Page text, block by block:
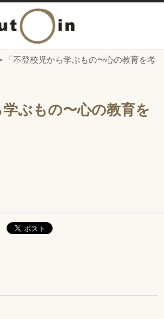
「不登校児から学ぶもの〜心の教育を考
学ぶもの〜心の教育を